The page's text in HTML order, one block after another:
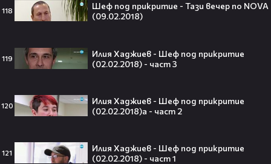
118
Шеф под прикритие - Тази вечер по NOVA
(09.02.2018)
119
Илия Хаджиев - Шеф под прикритие
(02.02.2018) - част 3
120
Илия Хаджиев - Шеф под прикритие
(02.02.2018)a - част 2
121
Илия Хаджиев - Шеф под прикритие
(02.02.2018) - част 1
зарови капсула, която никой жив
днес няма да отвори👀💥
остана на "seen"😅